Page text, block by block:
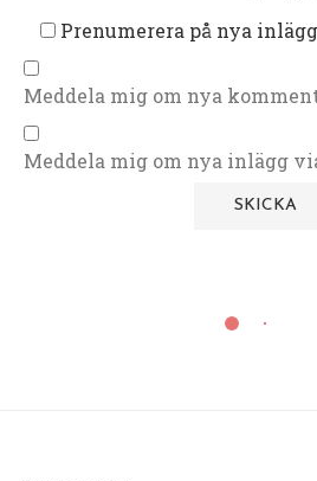
Prenumerera på nya
Meddela mig om nya
Meddela mig om nya inlägg